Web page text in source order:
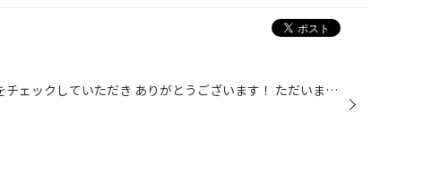
いつもタイヤ館松江南WEBをチェックしていただき ありがとうございます！ ただいまタイヤ館松江南では レディースWEEK開催中です！ スタッドレスへの履き替えと一緒に お得なエンジンオイルやバッテリー・ワイパーなどなど この機会に交換をぜひ！